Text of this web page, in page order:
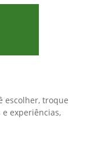
escolher, troque
experiências,